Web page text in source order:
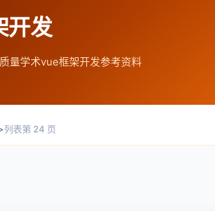
开发
量学术vue框架开发参考资料
列表第 24 页